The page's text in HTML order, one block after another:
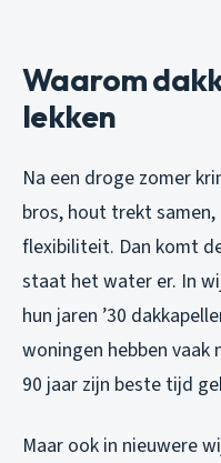
Waarom
lekken
Na een droge zomer
bros, hout trekt samen,
flexibiliteit. Dan komt
staat het water er. In
hun jaren ’30
woningen hebben
90 jaar zijn beste tijd
Maar ook in nieuwere